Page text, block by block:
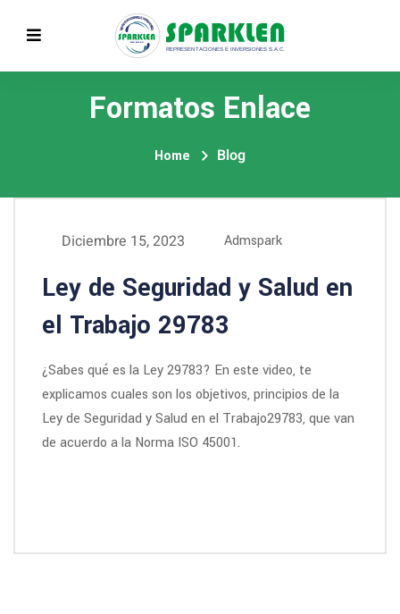
Formatos Enlace
Home Blog
Diciembre 15, 2023 Admspark
Ley de Seguridad y Salud en
el Trabajo 29783
¿Sabes qué es la Ley 29783? En este video, te
explicamos cuales son los objetivos, principios de la
Ley de Seguridad y Salud en el Trabajo29783, que van
de acuerdo a la Norma ISO 45001.